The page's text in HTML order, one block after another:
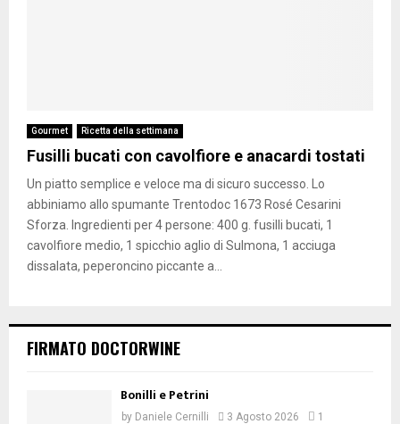
Gourmet Ricetta della settimana
Fusilli bucati con cavolfiore e anacardi tostati
Un piatto semplice e veloce ma di sicuro successo. Lo
abbiniamo allo spumante Trentodoc 1673 Rosé Cesarini
Sforza. Ingredienti per 4 persone: 400 g. fusilli bucati, 1
cavolfiore medio, 1 spicchio aglio di Sulmona, 1 acciuga
dissalata, peperoncino piccante a...
FIRMATO DOCTORWINE
Bonilli e Petrini
by Daniele Cernilli 3 Agosto 2026 1